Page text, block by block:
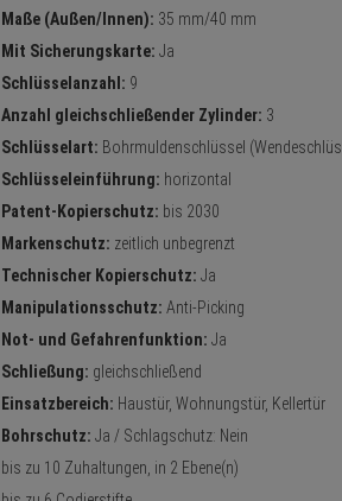
Maße (Außen/Innen): 35 mm/40 mm
Mit Sicherungskarte: Ja
Schlüsselanzahl: 9
Anzahl gleichschließender Zylinder: 3
Schlüsselart: Bohrmuldenschlüssel
Schlüsseleinführung: horizontal
Patent-Kopierschutz: bis 2030
Markenschutz: zeitlich unbegrenzt
Technischer Kopierschutz: Ja
Manipulationsschutz: Anti-Picking
Not- und Gefahrenfunktion: Ja
Schließung: gleichschließend
Einsatzbereich: Haustür, Wohnungstür, Kellertür
Bohrschutz: Ja / Schlagschutz: Nein
bis zu 10 Zuhaltungen, in 2 Ebene(n)